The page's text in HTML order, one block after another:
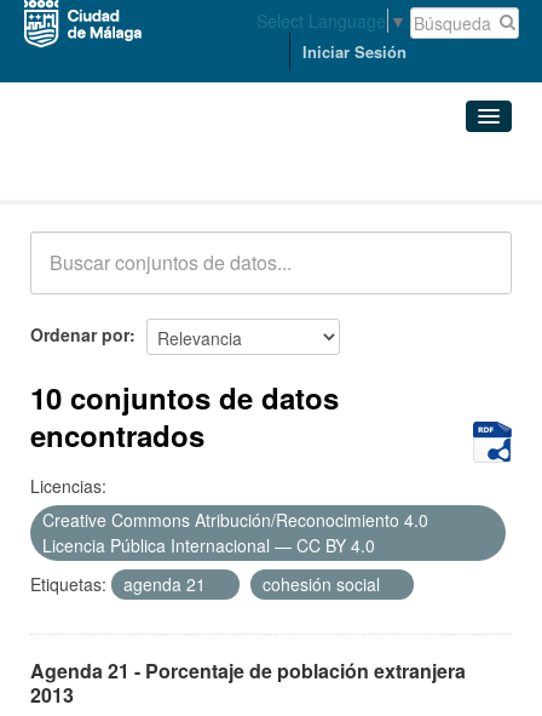
Select Language ▼
Iniciar Sesión
Acerca de
Ordenar por
10 conjuntos de datos
encontrados
Licencias:
Creative Commons Atribución/Reconocimiento 4.0
Licencia Pública Internacional — CC BY 4.0
Etiquetas:
agenda 21 cohesión social
Agenda 21 - Porcentaje de población extranjera
2013